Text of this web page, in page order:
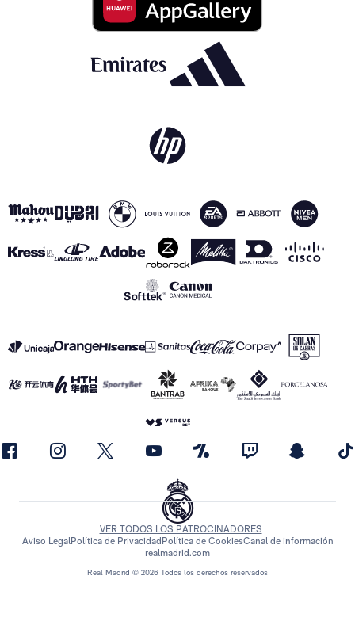
Real Madrid © 2026 Todos los derechos reservados
VER TODOS LOS PATROCINADORES
Aviso LegalPolítica de Privacidad Política de CookiesCanal de información
realmadrid.com